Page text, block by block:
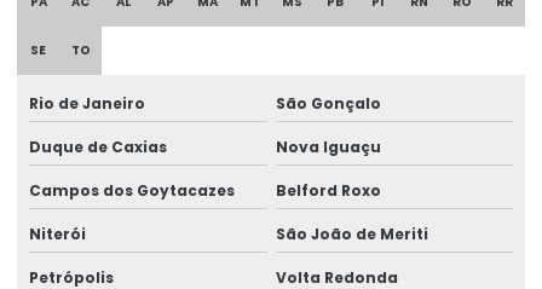
Empresa de estrutura metálica
Empresa que faz estrutura metálica
Estrutura metálica construção
Estrutura metálica construção civil
Estrutura metálica galpão
SE TO
Rio de Janeiro São Gonçalo
Duque de Caxias Nova Iguaçu
Campos dos Goytacazes Belford Roxo
Niterói São João de Meriti
Petrópolis Volta Redonda